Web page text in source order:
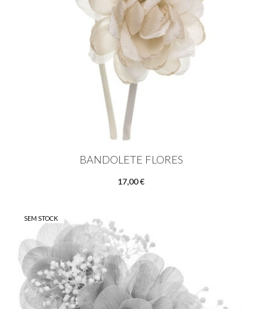
BANDOLETE FLORES
17,00 €
SEM STOCK